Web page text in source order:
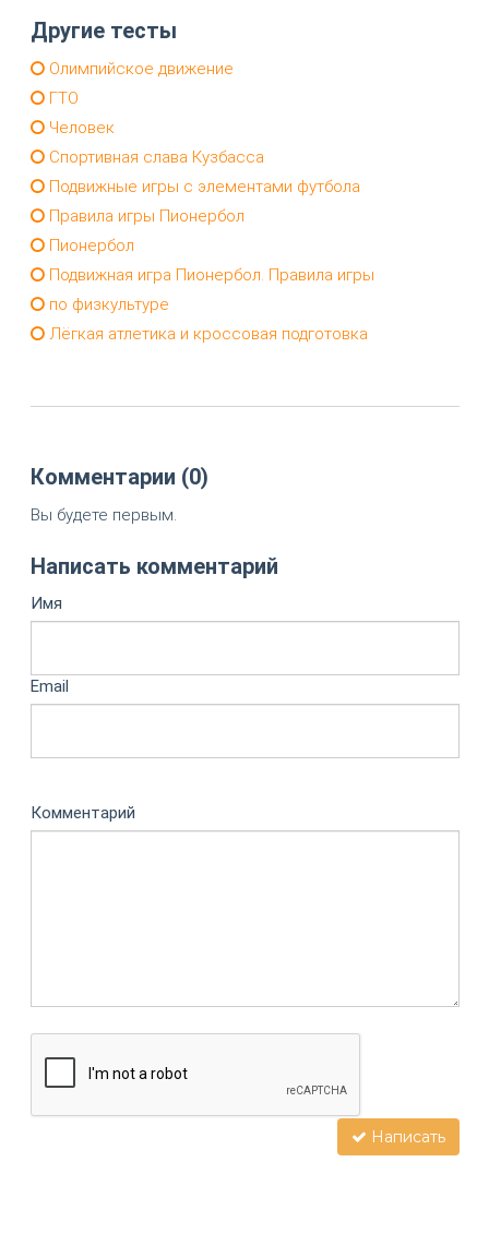
Другие тесты
Олимпийское движение
ГТО
Человек
Спортивная слава Кузбасса
Подвижные игры с элементами футбола
Правила игры Пионербол
Пионербол
Подвижная игра Пионербол. Правила игры
по физкультуре
Лёгкая атлетика и кроссовая подготовка
Комментарии (0)
Вы будете первым.
Написать комментарий
Имя
Email
Комментарий
Написать